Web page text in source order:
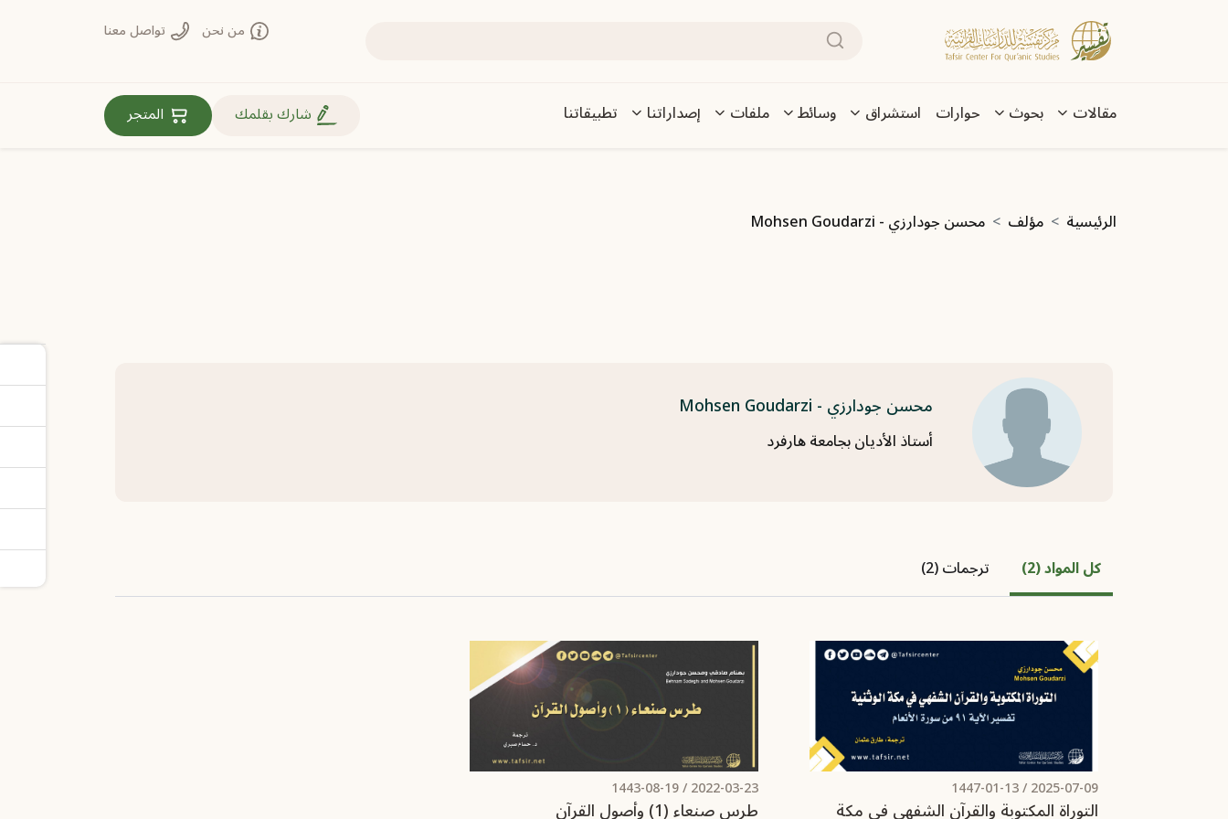
تجاوز إلى المحتوى الرئيسي
بحث من نحن تواصل معنا
Main navigation
مقالات بحوث حوارات استشراق وسائط ملفات إصداراتنا تطبيقاتنا روابط مهمة
شارك بقلمك المتجر
مسار التنقل
الرئيسية مؤلف محسن جودارزي - Mohsen Goudarzi
محسن جودارزي - Mohsen Goudarzi
أستاذ الأديان بجامعة هارفرد
كل المواد (2) ترجمات (2)
2025-07-09
/ 1447-01-13
التوراة المكتوبة والقرآن الشفهي في مكة
2022-03-23
/ 1443-08-19
طرس صنعاء (1) وأصول القرآن